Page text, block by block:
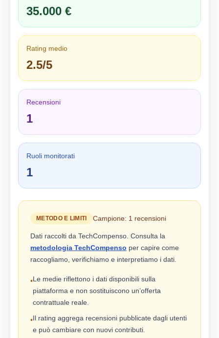
35.000 €
Rating medio
2.5/5
Recensioni
1
Ruoli monitorati
1
METODO E LIMITI Campione: 1 recensioni
Dati raccolti da TechCompenso. Consulta la
metodologia TechCompenso per capire come
raccogliamo, verifichiamo e interpretiamo i dati.
•Le medie riflettono i dati disponibili sulla
piattaforma e non sostituiscono un’offerta
contrattuale reale.
•Il rating aggrega recensioni pubblicate dagli utenti
e può cambiare con nuovi contributi.